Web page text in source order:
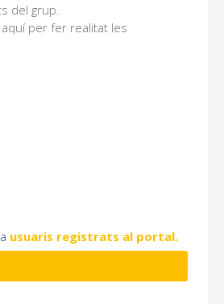
del grup.
per fer realitat les
usuaris registrats al portal.